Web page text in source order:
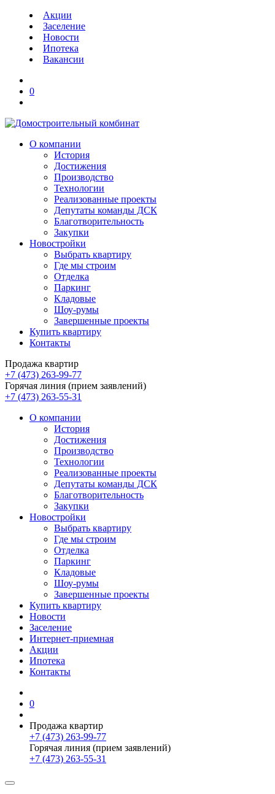
Акции
Заселение
Новости
Ипотека
Вакансии
0
О компании
История
Достижения
Производство
Технологии
Реализованные проекты
Депутаты команды ДСК
Благотворительность
Закупки
Новостройки
Выбрать квартиру
Где мы строим
Отделка
Паркинг
Кладовые
Шоу-румы
Завершенные проекты
Купить квартиру
Контакты
Продажа квартир
+7 (473) 263-99-77
Горячая линия (прием заявлений)
+7 (473) 263-55-31
О компании
История
Достижения
Производство
Технологии
Реализованные проекты
Депутаты команды ДСК
Благотворительность
Закупки
Новостройки
Выбрать квартиру
Где мы строим
Отделка
Паркинг
Кладовые
Шоу-румы
Завершенные проекты
Купить квартиру
Новости
Заселение
Интернет-приемная
Акции
Ипотека
Контакты
0
Продажа квартир
+7 (473) 263-99-77
Горячая линия (прием заявлений)
+7 (473) 263-55-31